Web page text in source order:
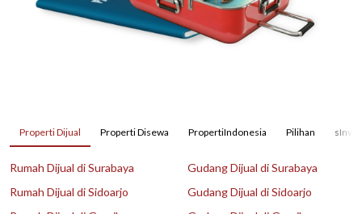
Properti Dijual Properti Disewa PropertiIndonesia Pilihan
Rumah Dijual di Surabaya
Rumah Dijual di Sidoarjo
Gudang Dijual di Surabaya
Gudang Dijual di Sidoarjo